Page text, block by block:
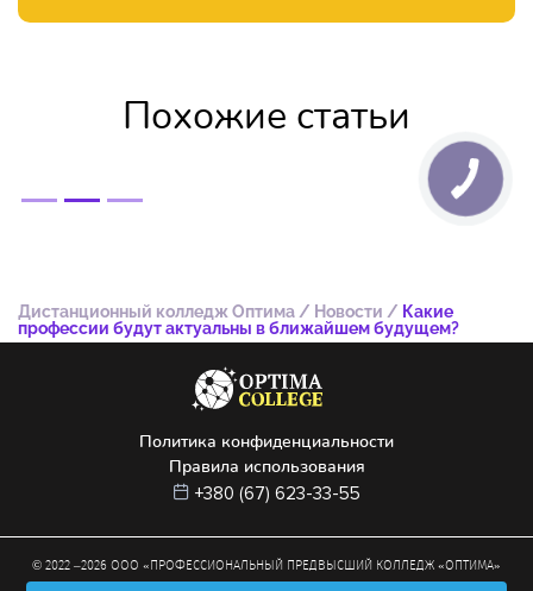
Похожие статьи
Дистанционный колледж Оптима/ Новости / Какие
профессии будут актуальны в ближайшем будущем?
Политика конфиденциальности
Правила использования
+380 (67) 623-33-55
© 2022 –2026 ООО «ПРОФЕССИОНАЛЬНЫЙ ПРЕДВЫСШИЙ КОЛЛЕДЖ «ОПТИМА»